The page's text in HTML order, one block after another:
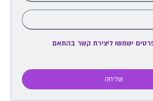
ישמשו ליצירת קשר בהתאם
שליחה